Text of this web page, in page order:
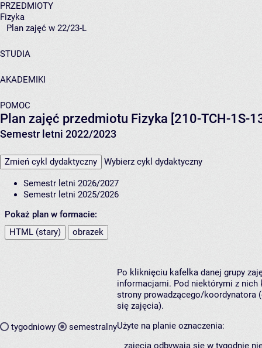
PRZEDMIOTY
Fizyka
Plan zajęć w 22/23-L
STUDIA
AKADEMIKI
POMOC
Plan zajęć przedmiotu Fizyka [210-TCH-1S-
Semestr letni 2022/2023
Zmień cykl dydaktyczny Wybierz cykl dydaktyczny
Semestr letni 2026/2027
Semestr letni 2025/2026
Pokaż plan w formacie:
HTML (stary)
obrazek
tygodniowy semestralny
Po kliknięciu kafelka danej grupy
informacjami. Pod niektórymi z nich
strony prowadzącego/koordynatora
się zajęcia).
Użyte na planie oznaczenia:
zajęcia odbywają się w tygodnie